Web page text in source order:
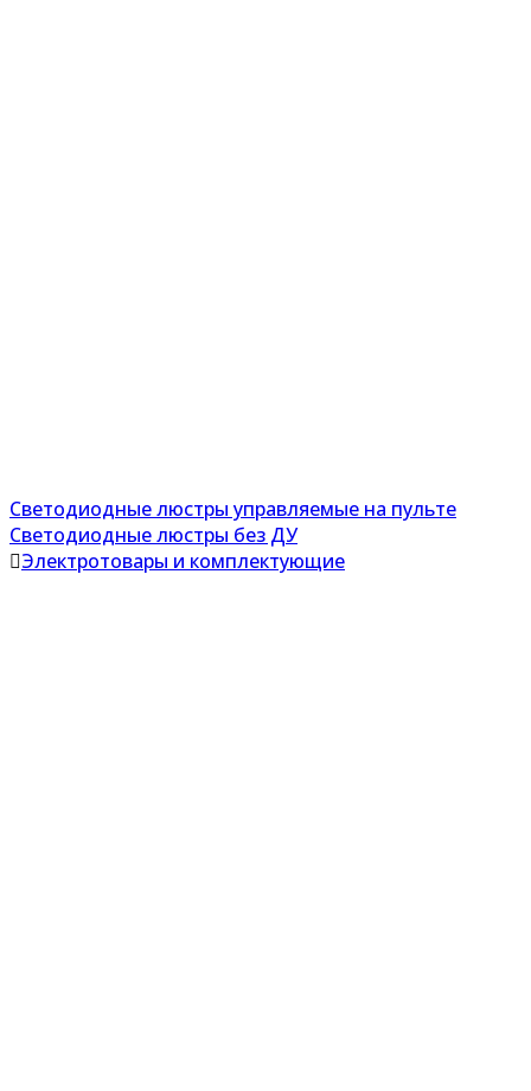
Светодиодные люстры управляемые на пульте
Светодиодные люстры без ДУ
Электротовары и комплектующие